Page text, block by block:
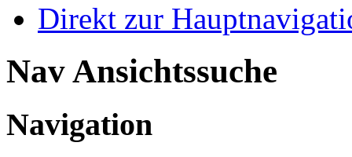
Direkt zur
Nav Ansichtssuche
Navigation